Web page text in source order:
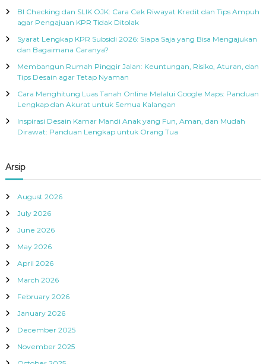
f
r
BI Checking dan SLIK OJK: Cara Cek Riwayat Kredit dan Tips Ampuh
agar Pengajuan KPR Tidak Ditolak
Syarat Lengkap KPR Subsidi 2026: Siapa Saja yang Bisa Mengajukan
dan Bagaimana Caranya?
Membangun Rumah Pinggir Jalan: Keuntungan, Risiko, Aturan, dan
Tips Desain agar Tetap Nyaman
Cara Menghitung Luas Tanah Online Melalui Google Maps: Panduan
Lengkap dan Akurat untuk Semua Kalangan
Inspirasi Desain Kamar Mandi Anak yang Fun, Aman, dan Mudah
Dirawat: Panduan Lengkap untuk Orang Tua
Arsip
August 2026
July 2026
June 2026
May 2026
April 2026
March 2026
February 2026
January 2026
December 2025
November 2025